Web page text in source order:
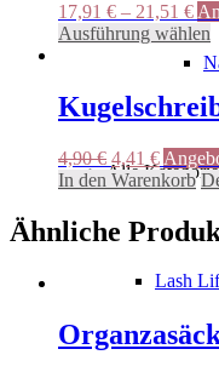
Alle
Lash
17,91 € – 21,51 €
Ausführung wählen
4,90€
Preis
4,90 €
4,41 €
Preis
4,41 €.
In den Warenkorb
Ähnliche